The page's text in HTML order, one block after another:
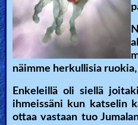
2nd
Page,
Older
Material
näimme herkullisia
Enkeleillä oli siellä
ihmeissäni kun katselin
ottaa vastaan tuo